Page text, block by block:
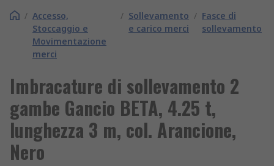
/ Accesso,
Stoccaggio e
Movimentazione
merci
/ Sollevamento
e carico merci
/ Fasce di
sollevamento
Imbracature di sollevamento 2
gambe Gancio BETA, 4.25 t,
lunghezza 3 m, col. Arancione,
Nero